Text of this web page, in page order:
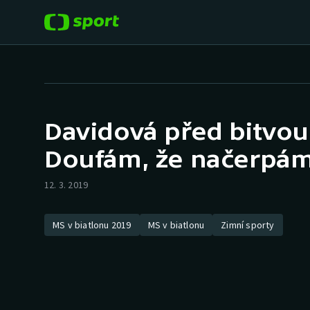
Hokej
Tenis
Cyklistika
Baseball a softbal
Basketbal
Biatlon
Davidová před
Doufám, že
12. 3. 2019
MS v biatlonu 2019 MS v biatlonu Zimní sporty